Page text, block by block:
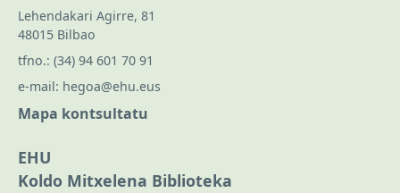
Lehendakari Agirre, 81
48015 Bilbao
tfno.: (34) 94 601 70 91
e-mail: hegoa@ehu.eus
Mapa kontsultatu
EHU
Koldo Mitxelena Biblioteka